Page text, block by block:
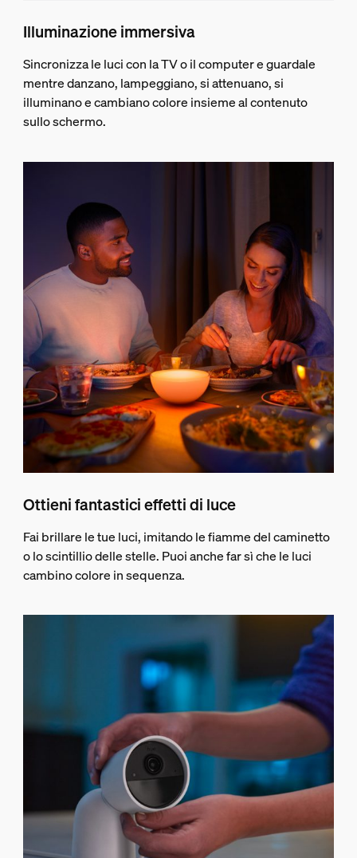
Illuminazione immersiva
Sincronizza le luci con la TV o il computer e guardale
mentre danzano, lampeggiano, si attenuano, si
illuminano e cambiano colore insieme al contenuto
sullo schermo.
Ottieni fantastici effetti di luce
Fai brillare le tue luci, imitando le fiamme del caminetto
o lo scintillio delle stelle. Puoi anche far sì che le luci
cambino colore in sequenza.